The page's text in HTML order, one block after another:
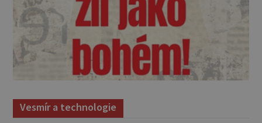
Vesmír a technologie